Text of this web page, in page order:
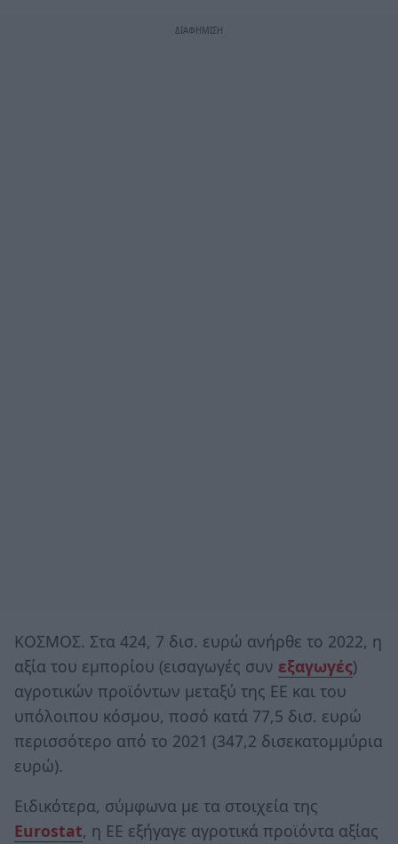
ΚΟΣΜΟΣ. Στα 424, 7 δισ. ευρώ ανήρθε το 2022, η
αξία του εμπορίου (εισαγωγές συν εξαγωγές)
αγροτικών προϊόντων μεταξύ της ΕΕ και του
υπόλοιπου κόσμου, ποσό κατά 77,5 δισ. ευρώ
περισσότερο από το 2021 (347,2 δισεκατομμύρια
ευρώ).
Ειδικότερα, σύμφωνα με τα στοιχεία της
Eurostat, η ΕΕ εξήγαγε αγροτικά προϊόντα αξίας